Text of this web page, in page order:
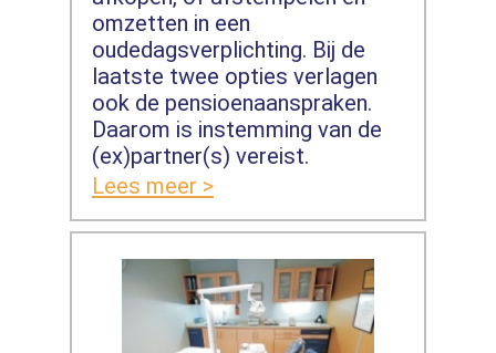
omzetten in een
oudedagsverplichting. Bij de
laatste twee opties verlagen
ook de pensioenaanspraken.
Daarom is instemming van de
(ex)partner(s) vereist.
Lees meer >